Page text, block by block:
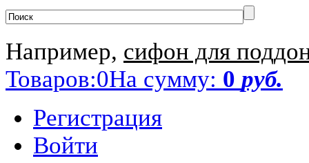
Например, сифон для
Товаров:0На сумму: 0 руб.
Регистрация
Войти